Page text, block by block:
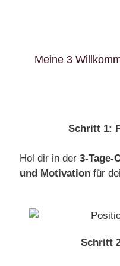
Meine 3
Schritt 1:
Hol dir in der3-Tage-
und Motivationfür
Schritt